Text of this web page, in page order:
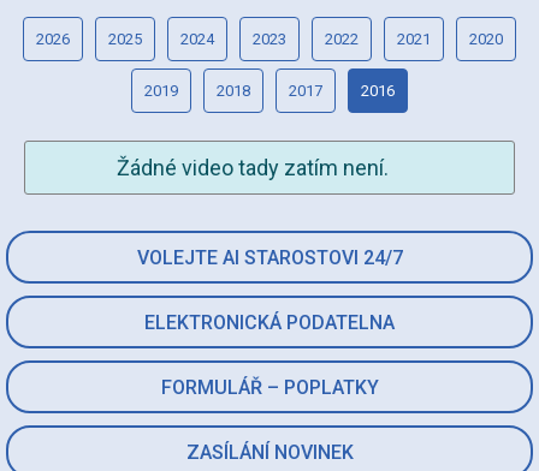
VOLEJTE AI STAROSTOVI 24/7
ELEKTRONICKÁ PODATELNA
FORMULÁŘ – POPLATKY
ZASÍLÁNÍ NOVINEK
2026 2025 2024 2023 2022 2021 2020
2019 2018 2017 2016
Žádné video tady zatím není.